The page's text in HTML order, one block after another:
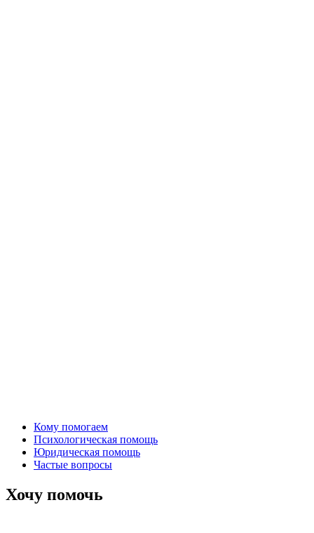
Кому помогаем
Психологическая помощь
Юридическая помощь
Частые вопросы
Хочу помочь